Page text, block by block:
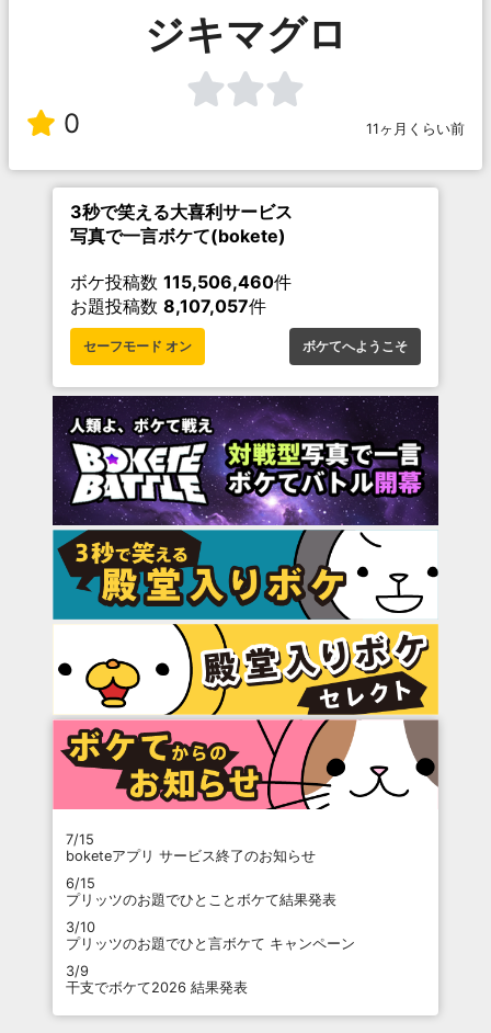
ジキマグロ
0 11ヶ月くらい前
3秒で笑える大喜利サービス
写真で一言ボケて(bokete)
ボケ投稿数 115,506,460件
お題投稿数 8,107,057件
セーフモード オン ボケてへようこそ
7/15
boketeアプリ サービス終了のお知らせ
6/15
プリッツのお題でひとことボケて結果発表
3/10
プリッツのお題でひと言ボケて キャンペーン
3/9
干支でボケて2026 結果発表